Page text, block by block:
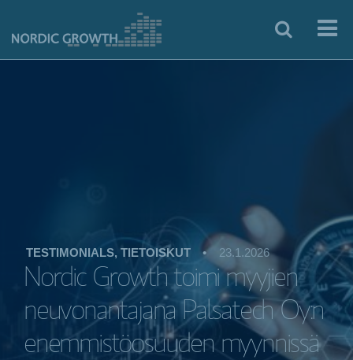
TESTIMONIALS, TIETOISKUT • 23.1.2026
Nordic Growth toimi myyjien
neuvonantajana Palsatech Oy:n
enemmistöosuuden myynnissä